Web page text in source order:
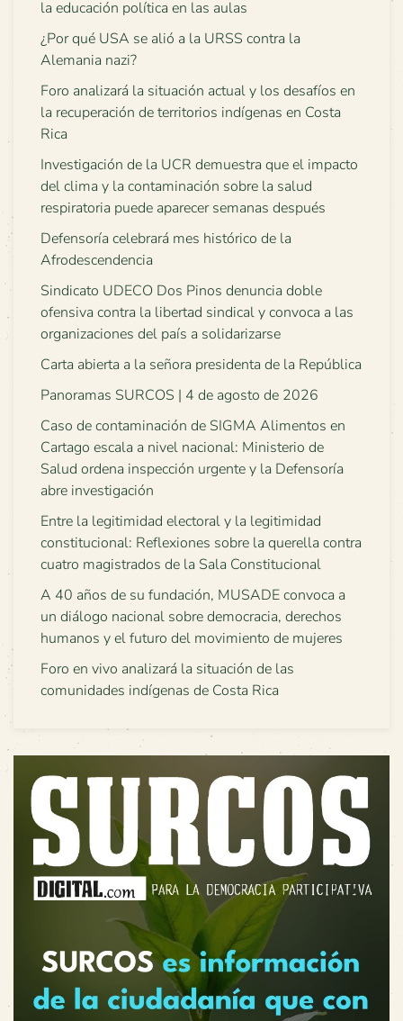
la educación política en las aulas
¿Por qué USA se alió a la URSS contra la
Alemania nazi?
Foro analizará la situación actual y los desafíos en
la recuperación de territorios indígenas en Costa
Rica
Investigación de la UCR demuestra que el impacto
del clima y la contaminación sobre la salud
respiratoria puede aparecer semanas después
Defensoría celebrará mes histórico de la
Afrodescendencia
Sindicato UDECO Dos Pinos denuncia doble
ofensiva contra la libertad sindical y convoca a las
organizaciones del país a solidarizarse
Carta abierta a la señora presidenta de la República
Panoramas SURCOS | 4 de agosto de 2026
Caso de contaminación de SIGMA Alimentos en
Cartago escala a nivel nacional: Ministerio de
Salud ordena inspección urgente y la Defensoría
abre investigación
Entre la legitimidad electoral y la legitimidad
constitucional: Reflexiones sobre la querella contra
cuatro magistrados de la Sala Constitucional
A 40 años de su fundación, MUSADE convoca a
un diálogo nacional sobre democracia, derechos
humanos y el futuro del movimiento de mujeres
Foro en vivo analizará la situación de las
comunidades indígenas de Costa Rica